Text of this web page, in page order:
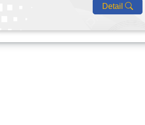
Detail